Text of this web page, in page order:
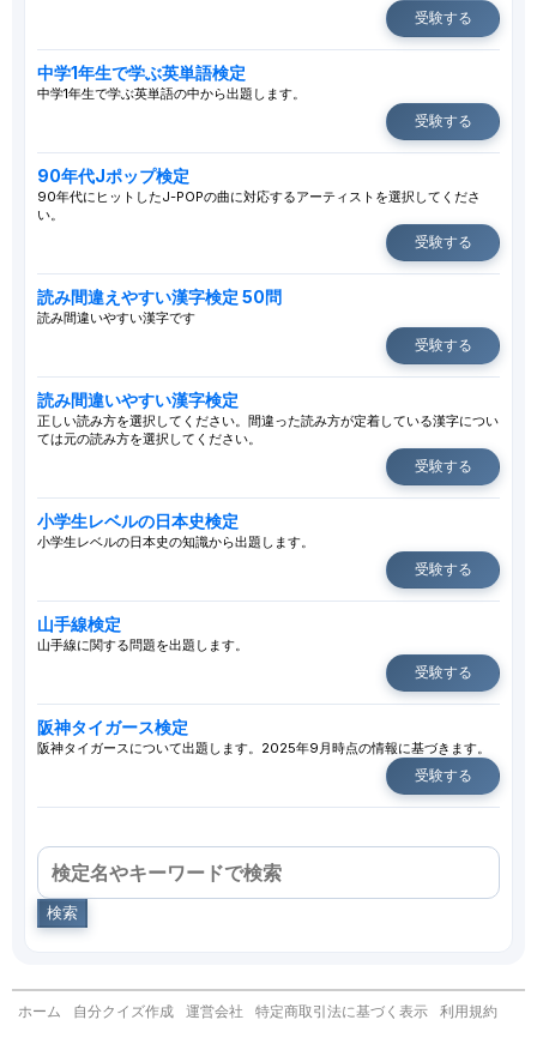
受験する
中学1年生で学ぶ英単語検定
中学1年生で学ぶ英単語の中から出題します。
受験する
90年代Jポップ検定
90年代にヒットしたJ-POPの曲に対応するアーティストを選択してくださ
い。
受験する
読み間違えやすい漢字検定 50問
読み間違いやすい漢字です
受験する
読み間違いやすい漢字検定
正しい読み方を選択してください。間違った読み方が定着している漢字につい
ては元の読み方を選択してください。
受験する
小学生レベルの日本史検定
小学生レベルの日本史の知識から出題します。
受験する
山手線検定
山手線に関する問題を出題します。
受験する
阪神タイガース検定
阪神タイガースについて出題します。2025年9月時点の情報に基づきます。
受験する
検索
ホーム 自分クイズ作成 運営会社 特定商取引法に基づく表示 利用規約